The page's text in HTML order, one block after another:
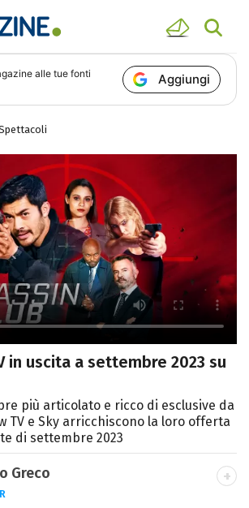
alle tue fonti
Aggiungi
in uscita a settembre 2023 su
più articolato e ricco di esclusive da
TV e Sky arricchiscono la loro offerta
di settembre 2023
Greco